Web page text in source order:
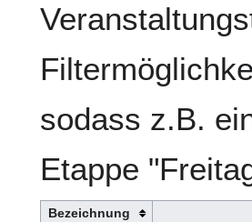
sodass z.B.
Etappe
Bezeichnung